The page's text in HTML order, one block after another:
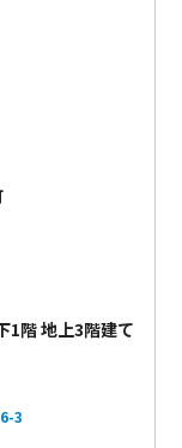
がら、大画面で
1階 地上3階建て
3